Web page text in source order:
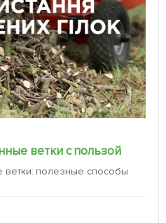
ветки с пользой
ветки: полезные способы